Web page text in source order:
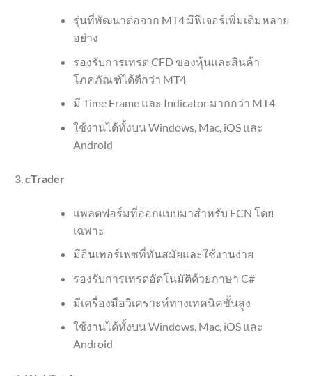
รุ่นที่พัฒนาต่อจาก MT4 มีฟีเจอร์เพิ่มเติมหลาย
อย่าง
รองรับการเทรด CFD ของหุ้นและสินค้า
โภคภัณฑ์ได้ดีกว่า MT4
มี Time Frame และ Indicator มากกว่า MT4
ใช้งานได้ทั้งบน Windows, Mac, iOS และ
Android
cTrader
แพลตฟอร์มที่ออกแบบมาสำหรับ ECN โดย
เฉพาะ
มีอินเทอร์เฟซที่ทันสมัยและใช้งานง่าย
รองรับการเทรดอัตโนมัติด้วยภาษา C#
มีเครื่องมือวิเคราะห์ทางเทคนิคขั้นสูง
ใช้งานได้ทั้งบน Windows, Mac, iOS และ
Android